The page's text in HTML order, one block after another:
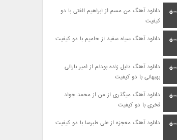
دانلود آهنگ من مسم از ابراهیم الفتی با دو
کیفیت
دانلود آهنگ سیاه سفید از حامیم با دو کیفیت
دانلود آهنگ دلیل زنده بودنم از امیر بارانی
بهبهانی با دو کیفیت
دانلود آهنگ میگذری از من از محمد جواد
فخری با دو کیفیت
دانلود آهنگ معجزه از علی طبرسا با دو کیفیت